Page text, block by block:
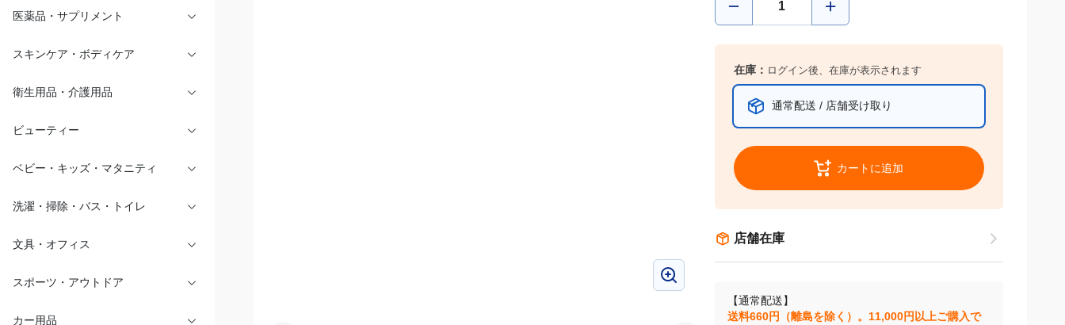
文具・オフィス
スポーツ・アウトドア
在庫： ログイン後、在庫が表示されます
通常配送 / 店舗受け取り
カートに追加
店舗在庫
【通常配送】